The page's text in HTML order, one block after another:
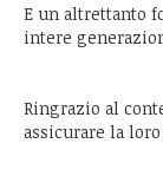
E un altrettanto
intere
Ringrazio al
assicurare la